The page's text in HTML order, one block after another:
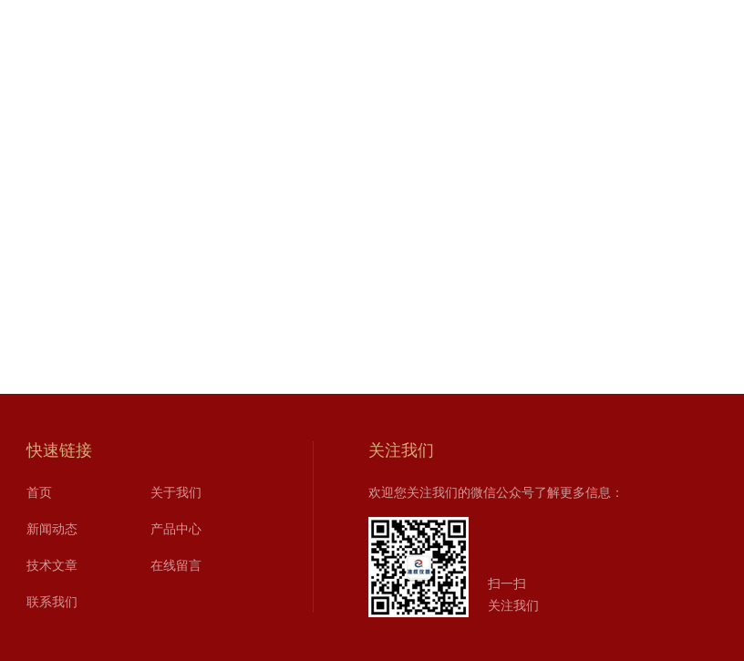
快速链接
首页 关于我们
新闻动态 产品中心
技术文章 在线留言
联系我们
关注我们
欢迎您关注我们的微信公众号了解更多信息：
扫一扫
关注我们